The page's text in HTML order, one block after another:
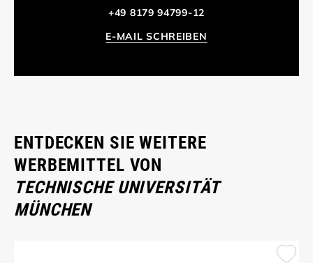
+49 8179 94799-12
E-MAIL SCHREIBEN
ENTDECKEN SIE WEITERE
WERBEMITTEL VON
TECHNISCHE UNIVERSITÄT
MÜNCHEN